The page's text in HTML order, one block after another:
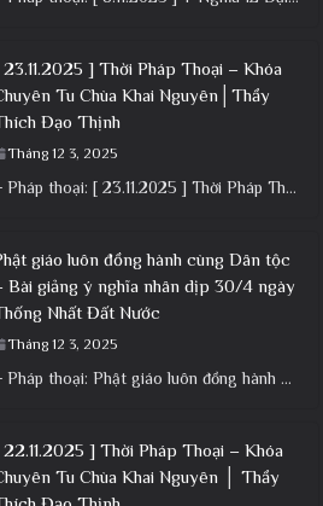
] Thời Pháp Thoại – Khóa
Tu Chùa Khai Nguyên│Thầy
Đạo Thịnh
Tháng 12 3, 2025
+ Pháp thoại: [ 23.11.2025 ] Thời Pháp Thoại – Khóa Chuyên Tu Chùa Khai Nguyên│Thầy Thích Đạo Thịnh +
giáo luôn đồng hành cùng Dân tộc
Bài giảng ý nghĩa nhân dịp 30/4 ngày
Nhất Đất Nước
Tháng 12 3, 2025
+ Pháp thoại: Phật giáo luôn đồng hành cùng Dân tộc – Bài giảng ý nghĩa nhân dịp 30/4 ngày
] Thời Pháp Thoại – Khóa
Tu Chùa Khai Nguyên │ Thầy